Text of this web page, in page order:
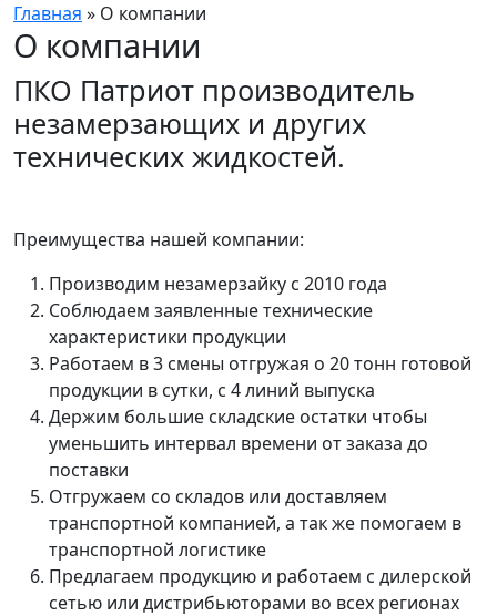
Главная » О компании
О компании
ПКО Патриот производитель
незамерзающих и других
технических жидкостей.
Преимущества нашей компании:
Производим незамерзайку с 2010 года
Соблюдаем заявленные технические
характеристики продукции
Работаем в 3 смены отгружая о 20 тонн готовой
продукции в сутки, с 4 линий выпуска
Держим большие складские остатки чтобы
уменьшить интервал времени от заказа до
поставки
Отгружаем со складов или доставляем
транспортной компанией, а так же помогаем в
транспортной логистике
Предлагаем продукцию и работаем с дилерской
сетью или дистрибьюторами во всех регионах